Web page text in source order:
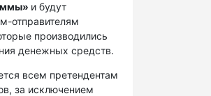
и будут
отправителям
производились
денежных средств.
всем претендентам
за исключением